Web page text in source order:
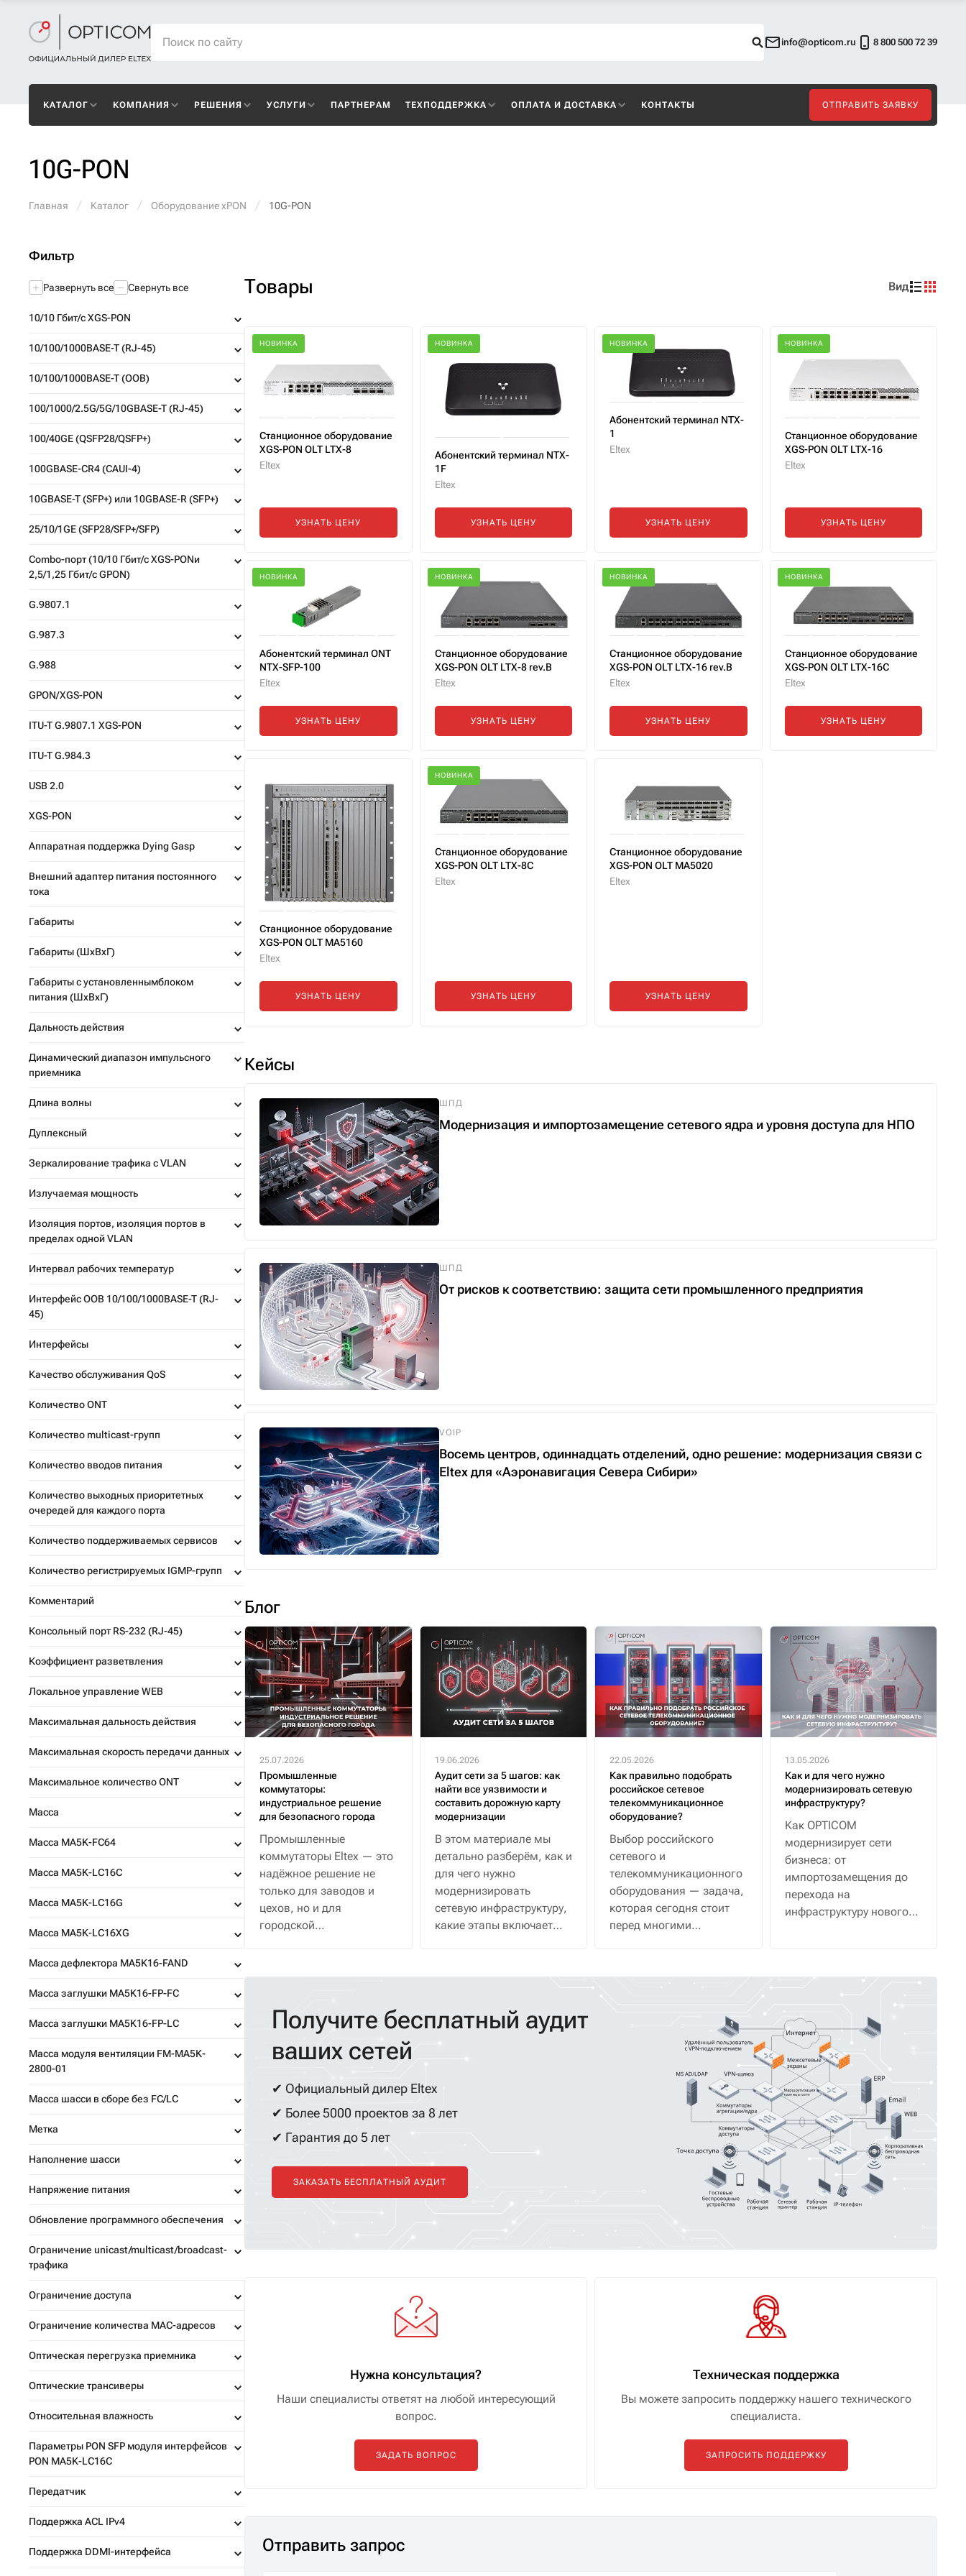
info@opticom.ru 8 800 500 72 39
КАТАЛОГ КОМПАНИЯ РЕШЕНИЯ УСЛУГИ ПАРТНЕРАМ ТЕХПОДДЕРЖКА ОПЛАТА И ДОСТАВКА КОНТАКТЫ ОТПРАВИТЬ ЗАЯВКУ
10G-PON
Главная Каталог Оборудование xPON 10G-PON
Фильтр
Развернуть все Свернуть все
10/10 Гбит/с XGS-PON
10/100/1000BASE-T (RJ-45)
10/100/1000BASE-T (ООВ)
100/1000/2.5G/5G/10GBASE-T (RJ-45)
100/40GE (QSFP28/QSFP+)
100GBASE-CR4 (CAUI-4)
10GBASE-T (SFP+) или 10GBASE-R (SFP+)
25/10/1GE (SFP28/SFP+/SFP)
Combo-порт (10/10 Гбит/с XGS-PONи
2,5/1,25 Гбит/с GPON)
G.9807.1
G.987.3
G.988
GPON/XGS-PON
ITU-T G.9807.1 XGS-PON
ITU-T G.984.3
USB 2.0
XGS-PON
Аппаратная поддержка Dying Gasp
Внешний адаптер питания постоянного
тока
Габариты
Габариты (ШxВxГ)
Габариты с установленнымблоком
питания (ШxВxГ)
Дальность действия
Динамический диапазон импульсного
приемника
Длина волны
Дуплексный
Зеркалирование трафика с VLAN
Излучаемая мощность
Изоляция портов, изоляция портов в
пределах одной VLAN
Интервал рабочих температур
Интерфейс OOB 10/100/1000BASE-T (RJ-
45)
Интерфейсы
Качество обслуживания QoS
Количество ONT
Количество multicast-групп
Количество вводов питания
Количество выходных приоритетных
очередей для каждого порта
Количество поддерживаемых сервисов
Количество регистрируемых IGMP-групп
Комментарий
Консольный порт RS-232 (RJ-45)
Коэффициент разветвления
Локальное управление WEB
Максимальная дальность действия
Максимальная скорость передачи данных
Максимальное количество ONT
Масса
Масса MA5K-FC64
Масса MA5K-LC16C
Масса MA5K-LC16G
Масса MA5K-LC16XG
Масса дефлектора MA5K16-FAND
Масса заглушки MA5K16-FP-FC
Масса заглушки MA5K16-FP-LC
Масса модуля вентиляции FM-MA5K-
2800-01
Масса шасси в сборе без FC/LC
Метка
Наполнение шасси
Напряжение питания
Обновление программного обеспечения
Ограничение unicast/multicast/broadcast-
трафика
Ограничение доступа
Ограничение количества MAC-адресов
Оптическая перегрузка приемника
Оптические трансиверы
Относительная влажность
Параметры PON SFP модуля интерфейсов
PON MA5K-LC16C
Передатчик
Поддержка ACL IPv4
Поддержка DDMI-интерфейса
Товары Вид
НОВИНКА
Станционное оборудование
XGS-PON OLT LTX-8
Eltex
УЗНАТЬ ЦЕНУ
НОВИНКА
Абонентский терминал NTX-
1F
Eltex
УЗНАТЬ ЦЕНУ
НОВИНКА
Абонентский терминал NTX-
1
Eltex
УЗНАТЬ ЦЕНУ
НОВИНКА
Станционное оборудование
XGS-PON OLT LTX-16
Eltex
УЗНАТЬ ЦЕНУ
НОВИНКА
Абонентский терминал ONT
NTX-SFP-100
Eltex
УЗНАТЬ ЦЕНУ
НОВИНКА
Станционное оборудование
XGS-PON OLT LTX-8 rev.B
Eltex
УЗНАТЬ ЦЕНУ
НОВИНКА
Станционное оборудование
XGS-PON OLT LTX-16 rev.B
Eltex
УЗНАТЬ ЦЕНУ
НОВИНКА
Станционное оборудование
XGS-PON OLT LTX-16C
Eltex
УЗНАТЬ ЦЕНУ
Станционное оборудование
XGS-PON OLT MA5160
Eltex
УЗНАТЬ ЦЕНУ
НОВИНКА
Станционное оборудование
XGS-PON OLT LTX-8C
Eltex
УЗНАТЬ ЦЕНУ
Станционное оборудование
XGS-PON OLT MA5020
Eltex
УЗНАТЬ ЦЕНУ
Кейсы
ШПД
Модернизация и импортозамещение сетевого ядра и уровня доступа для НПО
ШПД
От рисков к соответствию: защита сети промышленного предприятия
VOIP
Восемь центров, одиннадцать отделений, одно решение: модернизация связи с
Eltex для «Аэронавигация Севера Сибири»
Блог
25.07.2026
Промышленные
коммутаторы:
индустриальное решение
для безопасного города
Промышленные
коммутаторы Eltex — это
надёжное решение не
только для заводов и
цехов, но и для
городской
умных остановок, где
погоде, перепадам
напряжения и
минимальное
обслуживание.
19.06.2026
Аудит сети за 5 шагов: как
найти все уязвимости и
составить дорожную карту
модернизации
В этом материале мы
детально разберём, как и
для чего нужно
модернизировать
сетевую инфраструктуру,
какие этапы включает
каждом уровне сети
22.05.2026
Как правильно подобрать
российское сетевое
телекоммуникационное
оборудование?
Выбор российского
сетевого и
телекоммуникационного
оборудования — задача,
которая сегодня стоит
перед многими
решение, которое будет
изучить пошаговый
13.05.2026
Как и для чего нужно
модернизировать сетевую
инфраструктуру?
Как OPTICOM
модернизирует сети
бизнеса: от
импортозамещения до
перехода на
инфраструктуру нового
Получите бесплатный аудит
ваших сетей
✔ Официальный дилер Eltex
✔ Более 5000 проектов за 8 лет
✔ Гарантия до 5 лет
ЗАКАЗАТЬ БЕСПЛАТНЫЙ АУДИТ
Нужна консультация?
Наши специалисты ответят на любой интересующий
вопрос.
ЗАДАТЬ ВОПРОС
Техническая поддержка
Вы можете запросить поддержку нашего технического
специалиста.
ЗАПРОСИТЬ ПОДДЕРЖКУ
Отправить запрос